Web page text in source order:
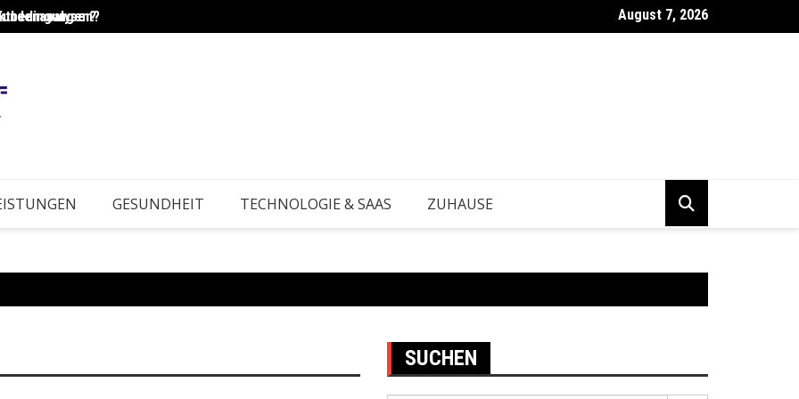
Wie entwickeln Betriebe tragfähige Geschäftsentscheidungen?
August 7, 2026
GESUNDHEIT TECHNOLOGIE & SAAS ZUHAUSE
SUCHEN